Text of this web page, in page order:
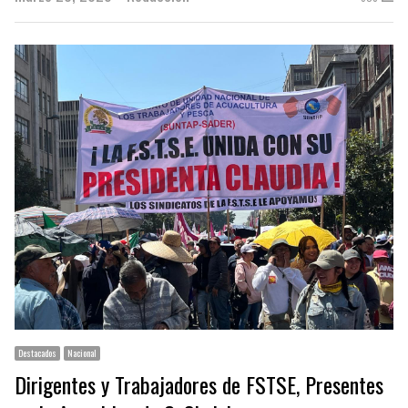
Destacados Nacional
Dirigentes y Trabajadores de FSTSE, Presentes